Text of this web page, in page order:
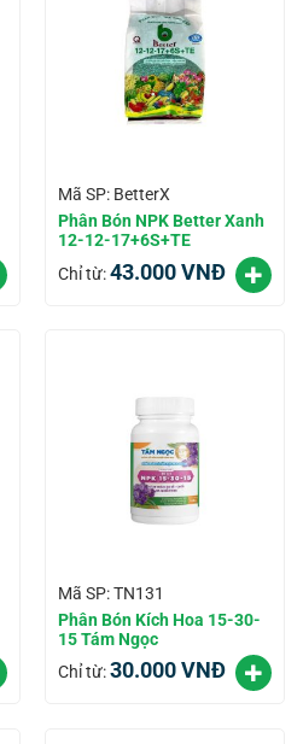
Mã SP: BetterX
Phân Bón NPK Better Xanh
12-12-17+6S+TE
Chỉ từ:43.000VNĐ
Mã SP: TN131
Phân Bón Kích Hoa 15-30-
15 Tám Ngọc
Chỉ từ:30.000VNĐ